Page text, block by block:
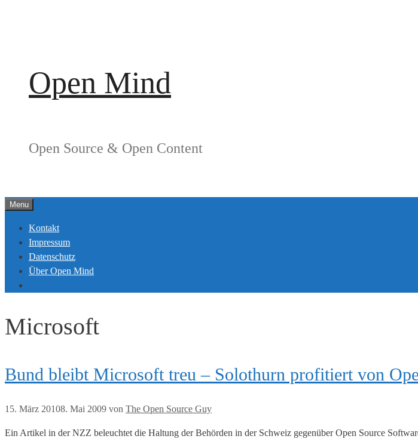
Open Mind
Open Source & Open Content
Menu
Kontakt
Impressum
Datenschutz
Über Open Mind
Microsoft
Bund bleibt Microsoft treu – Solothurn profitiert von
15. März 20108. Mai 2009 von The Open Source Guy
Ein Artikel in der NZZ beleuchtet die Haltung der Behörden in der Schweiz gegenüber Open Source